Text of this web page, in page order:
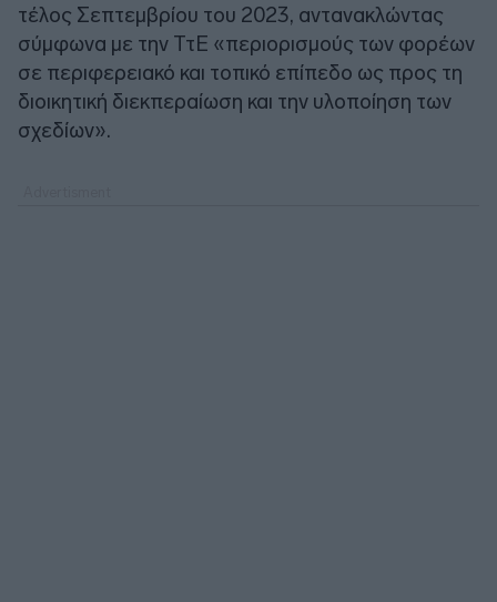
τέλος Σεπτεμβρίου του 2023, αντανακλώντας
σύμφωνα με την ΤτΕ «περιορισμούς των φορέων
σε περιφερειακό και τοπικό επίπεδο ως προς τη
διοικητική διεκπεραίωση και την υλοποίηση των
σχεδίων».